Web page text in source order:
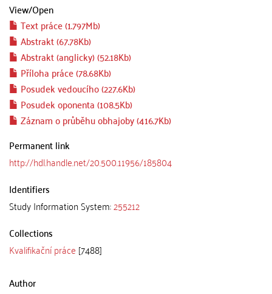
View/Open
Text práce (1.797Mb)
Abstrakt (67.78Kb)
Abstrakt (anglicky) (52.18Kb)
Příloha práce (78.68Kb)
Posudek vedoucího (227.6Kb)
Posudek oponenta (108.5Kb)
Záznam o průběhu obhajoby (416.7Kb)
Permanent link
http://hdl.handle.net/20.500.11956/185804
Identifiers
Study Information System:255212
Collections
Kvalifikační práce [7488]
Author